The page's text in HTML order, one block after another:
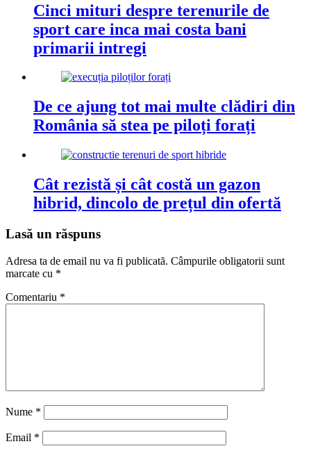
Cinci mituri despre terenurile de
sport care inca mai costa bani
primarii intregi
De ce ajung tot mai multe clădiri din
România să stea pe piloți forați
Cât rezistă și cât costă un gazon
hibrid, dincolo de prețul din ofertă
Lasă un răspuns
Adresa ta de email nu va fi publicată. Câmpurile obligatorii sunt
marcate cu *
Comentariu *
Nume *
Email *